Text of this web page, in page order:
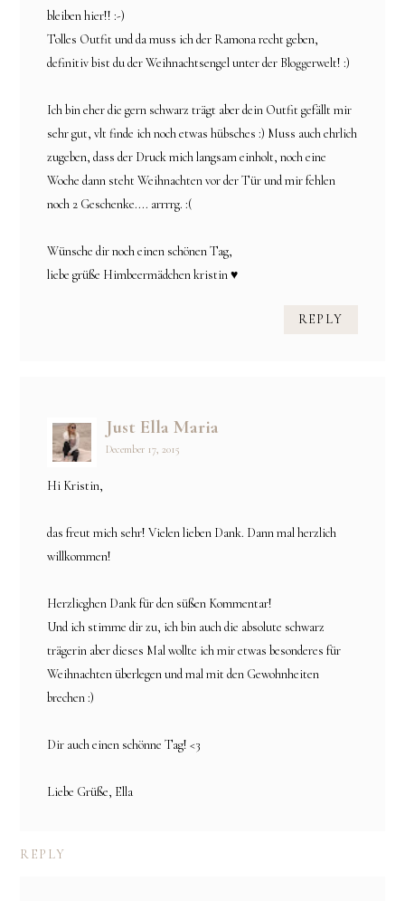
bleiben hier!! :-)
Tolles Outfit und da muss ich der Ramona recht geben,
definitiv bist du der Weihnachtsengel unter der Bloggerwelt! :)
Ich bin eher die gern schwarz trägt aber dein Outfit gefällt mir
sehr gut, vlt finde ich noch etwas hübsches :) Muss auch ehrlich
zugeben, dass der Druck mich langsam einholt, noch eine
Woche dann steht Weihnachten vor der Tür und mir fehlen
noch 2 Geschenke.... arrrrg. :(
Wünsche dir noch einen schönen Tag,
liebe grüße Himbeermädchen kristin ♥
REPLY
Just Ella Maria
December 17, 2015
Hi Kristin,
das freut mich sehr! Vielen lieben Dank. Dann mal herzlich
willkommen!
Herzlicghen Dank für den süßen Kommentar!
Und ich stimme dir zu, ich bin auch die absolute schwarz
trägerin aber dieses Mal wollte ich mir etwas besonderes für
Weihnachten überlegen und mal mit den Gewohnheiten
brechen :)
Dir auch einen schönne Tag! <3
Liebe Grüße, Ella
REPLY